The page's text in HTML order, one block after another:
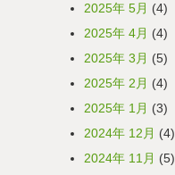
2025年 5月 (4)
2025年 4月 (4)
2025年 3月 (5)
2025年 2月 (4)
2025年 1月 (3)
2024年 12月 (4)
2024年 11月 (5)